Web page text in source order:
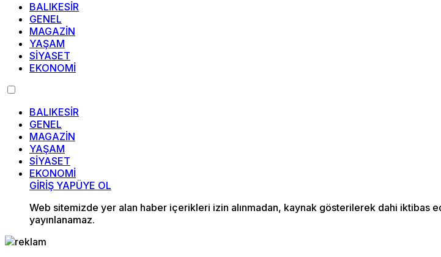
BALIKESİR
GENEL
MAGAZİN
YAŞAM
SİYASET
EKONOMİ
BALIKESİR
GENEL
MAGAZİN
YAŞAM
SİYASET
EKONOMİ
GİRİŞ YAPÜYE OL
Web sitemizde yer alan haber içerikleri izin alınmadan, kaynak gösterilerek dahi iktibas
yayınlanamaz.